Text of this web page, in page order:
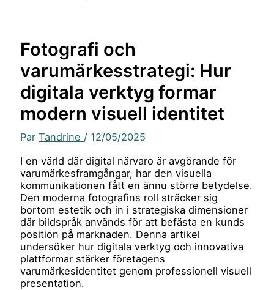
Fotografi och
varumärkesstrategi: Hur
digitala verktyg formar
modern visuell identitet
ParTandrine / 12/05/2025
I en värld där digital närvaro är avgörande för
varumärkesframgångar, har den visuella
kommunikationen fått en ännu större betydelse.
Den moderna fotografins roll sträcker sig
bortom estetik och in i strategiska dimensioner
där bildspråk används för att befästa en kunds
position på marknaden. Denna artikel
undersöker hur digitala verktyg och innovativa
plattformar stärker företagens
varumärkesidentitet genom professionell visuell
presentation.